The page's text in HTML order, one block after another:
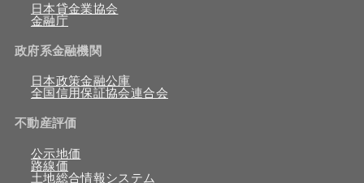
日本貸金業協会
金融庁
政府系金融機関
日本政策金融公庫
全国信用保証協会連合会
不動産評価
公示地価
路線価
土地総合情報システム